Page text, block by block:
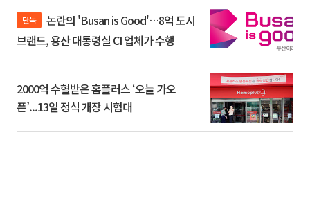
단독
브랜드, 용산 대통령실 CI 업체가 수행
2000억 수혈받은 홈플러스 ‘오늘 가오
픈’...13일 정식 개장 시험대